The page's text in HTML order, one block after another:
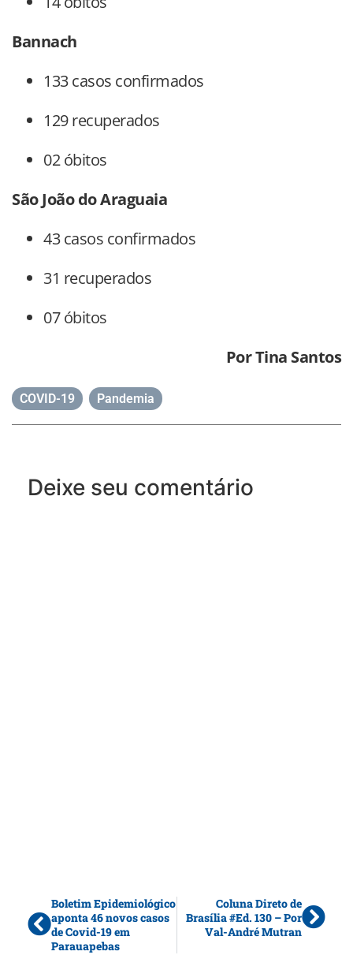
Bannach
133 casos confirmados
129 recuperados
02 óbitos
São João do Araguaia
43 casos confirmados
31 recuperados
07 óbitos
Por Tina Santos
COVID-19 Pandemia
Deixe seu comentário
Boletim Epidemiológico
aponta 46 novos casos
de Covid-19 em
Parauapebas
Coluna Direto de
Brasília #Ed. 130 – Por
Val-André Mutran